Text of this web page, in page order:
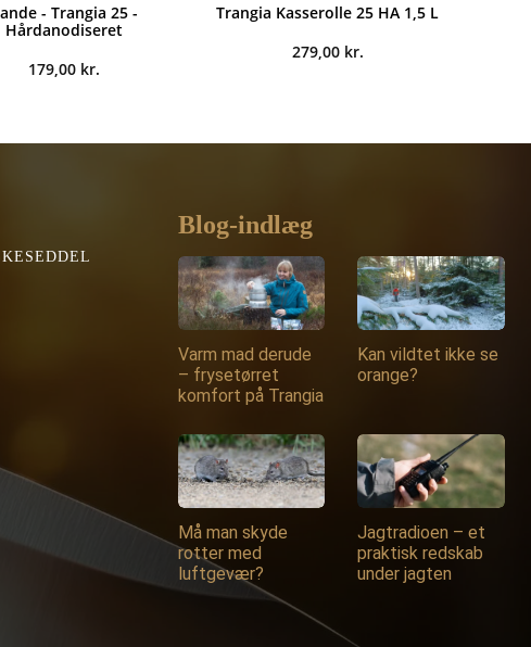
- Trangia 25 -
Hårdanodiseret
179,00 kr.
Trangia Kasserolle 25 HA 1,5 L
279,00 kr.
Blog-indlæg
Varm mad derude
– frysetørret
komfort på Trangia
Kan vildtet ikke se
orange?
Må man skyde
rotter med
luftgevær?
Jagtradioen – et
praktisk redskab
under jagten